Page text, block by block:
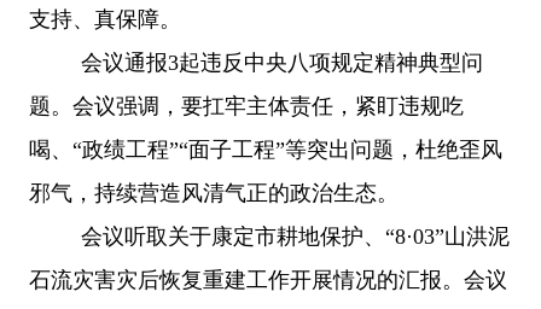
支持、真保障。
会议通报3起违反中央八项规定精神典型问
题。会议强调，要扛牢主体责任，紧盯违规吃
喝、“政绩工程”“面子工程”等突出问题，杜绝歪风
邪气，持续营造风清气正的政治生态。
会议听取关于康定市耕地保护、 “8·03”山洪泥
石流灾害灾后恢复重建工作开展情况的汇报。会议